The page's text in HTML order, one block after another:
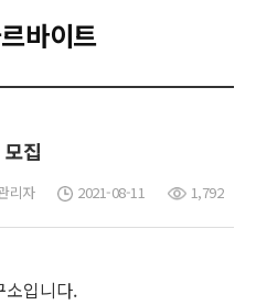
바이트
집
리자 2021-08-11 1,792
소입니다.